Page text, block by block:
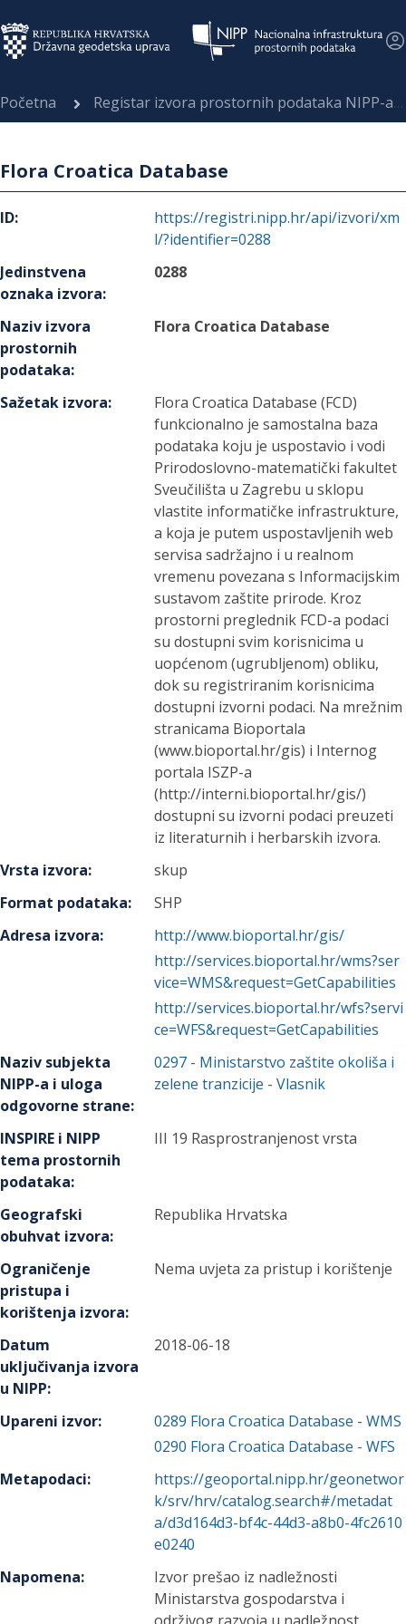
Početna Registar izvora prostornih podataka NIPP-a
Flora Croatica Database
ID:
https://registri.nipp.hr/api/izvori/xm
l/?identifier=0288
Jedinstvena
oznaka izvora:
0288
Naziv izvora
prostornih
podataka:
Flora Croatica Database
Sažetak izvora:
Flora Croatica Database (FCD)
funkcionalno je samostalna baza
podataka koju je uspostavio i vodi
Prirodoslovno-matematički fakultet
Sveučilišta u Zagrebu u sklopu
vlastite informatičke infrastrukture,
a koja je putem uspostavljenih web
servisa sadržajno i u realnom
vremenu povezana s Informacijskim
sustavom zaštite prirode. Kroz
prostorni preglednik FCD-a podaci
su dostupni svim korisnicima u
uopćenom (ugrubljenom) obliku,
dok su registriranim korisnicima
dostupni izvorni podaci. Na mrežnim
stranicama Bioportala
(www.bioportal.hr/gis) i Internog
portala ISZP-a
(http://interni.bioportal.hr/gis/)
dostupni su izvorni podaci preuzeti
iz literaturnih i herbarskih izvora.
Vrsta izvora:
skup
Format podataka:
SHP
Adresa izvora:
http://www.bioportal.hr/gis/
http://services.bioportal.hr/wms?ser
vice=WMS&request=GetCapabilities
http://services.bioportal.hr/wfs?servi
ce=WFS&request=GetCapabilities
Naziv subjekta
NIPP-a i uloga
odgovorne strane:
0297 - Ministarstvo zaštite okoliša i
zelene tranzicije - Vlasnik
INSPIRE i NIPP
tema prostornih
podataka:
III 19 Rasprostranjenost vrsta
Geografski
obuhvat izvora:
Republika Hrvatska
Ograničenje
pristupa i
korištenja izvora:
Nema uvjeta za pristup i korištenje
Datum
uključivanja izvora
u NIPP:
2018-06-18
Upareni izvor: 0289 Flora Croatica Database - WMS
0290 Flora Croatica Database - WFS
Metapodaci:
https://geoportal.nipp.hr/geonetwor
k/srv/hrv/catalog.search#/metadat
a/d3d164d3-bf4c-44d3-a8b0-4fc2610
e0240
Napomena:
Izvor prešao iz nadležnosti
Ministarstva gospodarstva i